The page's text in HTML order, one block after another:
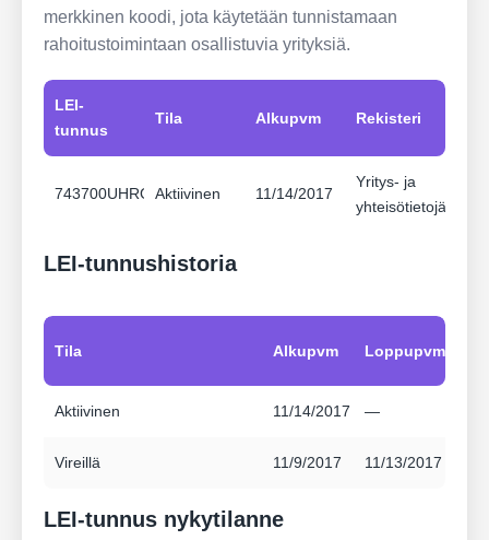
merkkinen koodi, jota käytetään tunnistamaan
rahoitustoimintaan osallistuvia yrityksiä.
LEI-
tunnus
Tila Alkupvm Rekisteri
743700UHRGLOEK5ZWH41
Aktiivinen 11/14/2017
Yritys- ja
LEI-tunnushistoria
Tila Alkupvm Loppupvm
Aktiivinen 11/14/2017 —
Vireillä 11/9/2017 11/13/2017
LEI-tunnus nykytilanne